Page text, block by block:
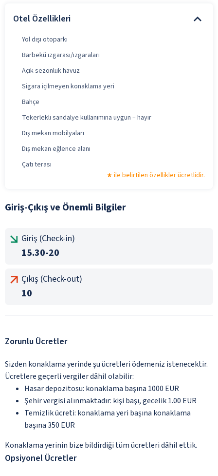
Otel Özellikleri
Yol dışı otoparkı
Barbekü ızgarası/ızgaraları
Açık sezonluk havuz
Sigara içilmeyen konaklama yeri
Bahçe
Tekerlekli sandalye kullanımına uygun – hayır
Dış mekan mobilyaları
Dış mekan eğlence alanı
Çatı terası
ile belirtilen özellikler ücretlidir.
Giriş-Çıkış ve Önemli Bilgiler
Giriş (Check-in)
15.30-20
Çıkış (Check-out)
10
Zorunlu Ücretler
Sizden konaklama yerinde şu ücretleri ödemeniz istenecektir.
Ücretlere geçerli vergiler dâhil olabilir:
Hasar depozitosu: konaklama başına 1000 EUR
Şehir vergisi alınmaktadır: kişi başı, gecelik 1.00 EUR
Temizlik ücreti: konaklama yeri başına konaklama
başına 350 EUR
Konaklama yerinin bize bildirdiği tüm ücretleri dâhil ettik.
Opsiyonel Ücretler